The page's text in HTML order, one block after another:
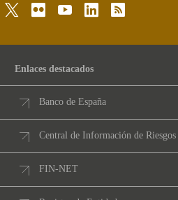
twitterflickr youtubelinkedinrss
Enlaces destacados
Banco de España
Central de Información de
FIN-NET